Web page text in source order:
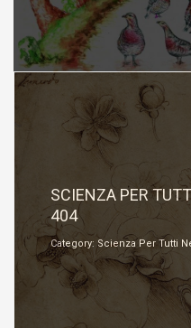
Gennaio 2, 2022
SCIENZA PER
404
Category: Scienza Per Tutti